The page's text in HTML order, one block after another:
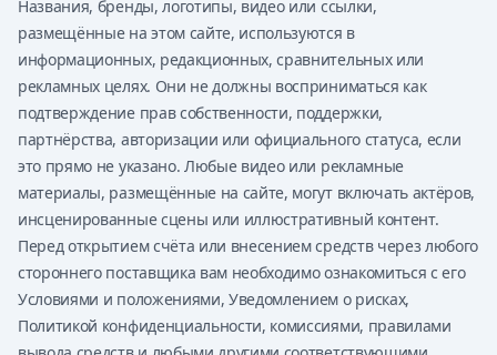
Названия, бренды, логотипы, видео или ссылки,
размещённые на этом сайте, используются в
информационных, редакционных, сравнительных или
рекламных целях. Они не должны восприниматься как
подтверждение прав собственности, поддержки,
партнёрства, авторизации или официального статуса, если
это прямо не указано. Любые видео или рекламные
материалы, размещённые на сайте, могут включать актёров,
инсценированные сцены или иллюстративный контент.
Перед открытием счёта или внесением средств через любого
стороннего поставщика вам необходимо ознакомиться с его
Условиями и положениями, Уведомлением о рисках,
Политикой конфиденциальности, комиссиями, правилами